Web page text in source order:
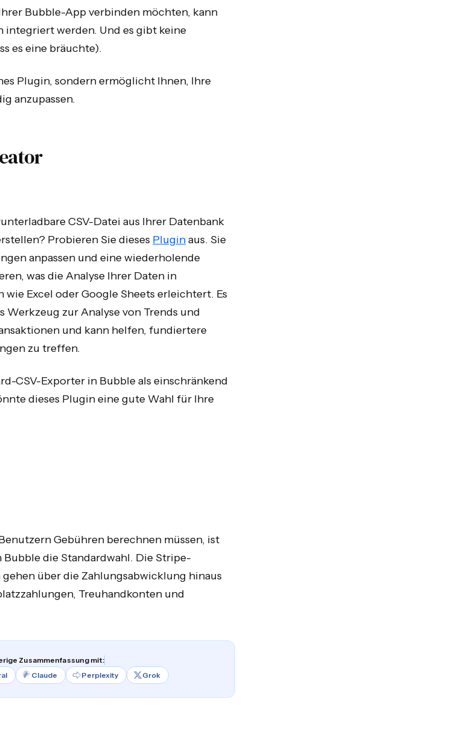
Bubble-App verbinden möchten, kann
integriert werden. Und es gibt keine
es eine bräuchte).
Plugin, sondern ermöglicht Ihnen, Ihre
anzupassen.
CSV-Datei aus Ihrer Datenbank
Probieren Sie dieses Pluginaus. Sie
anpassen und eine wiederholende
was die Analyse Ihrer Daten in
wie Excel oder Google Sheets erleichtert. Es
Werkzeug zur Analyse von Trends und
und kann helfen, fundiertere
zu treffen.
CSV-Exporter in Bubble als einschränkend
dieses Plugin eine gute Wahl für Ihre
Gebühren berechnen müssen, ist
die Standardwahl. Die Stripe-
über die Zahlungsabwicklung hinaus
Treuhandkonten und
Zusammenfassung mit:
Claude Perplexity Grok